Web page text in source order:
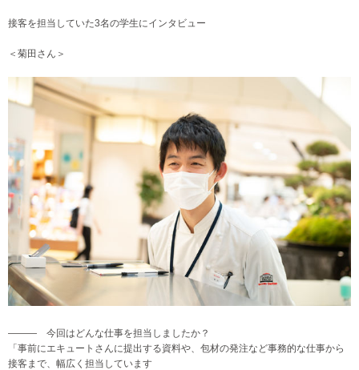
接客を担当していた3名の学生にインタビュー
＜菊田さん＞
――― 今回はどんな仕事を担当しましたか？
「事前にエキュートさんに提出する資料や、包材の発注など事務的な仕事から
接客まで、幅広く担当しています